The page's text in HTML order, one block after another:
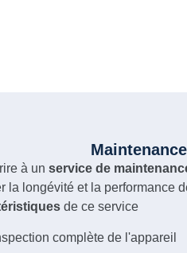
à un service de
la longévité et la performance
de ce service
complète de l'appareil